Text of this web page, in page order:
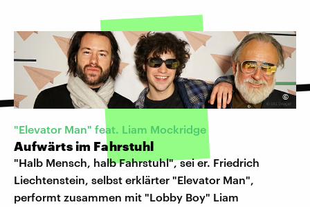
©
"Elevator Man" feat. Liam Mockridge
Aufwärts im Fahrstuhl
"Halb Mensch, halb Fahrstuhl", sei er. Friedrich
Liechtenstein, selbst erklärter "Elevator Man",
performt zusammen mit "Lobby Boy" Liam